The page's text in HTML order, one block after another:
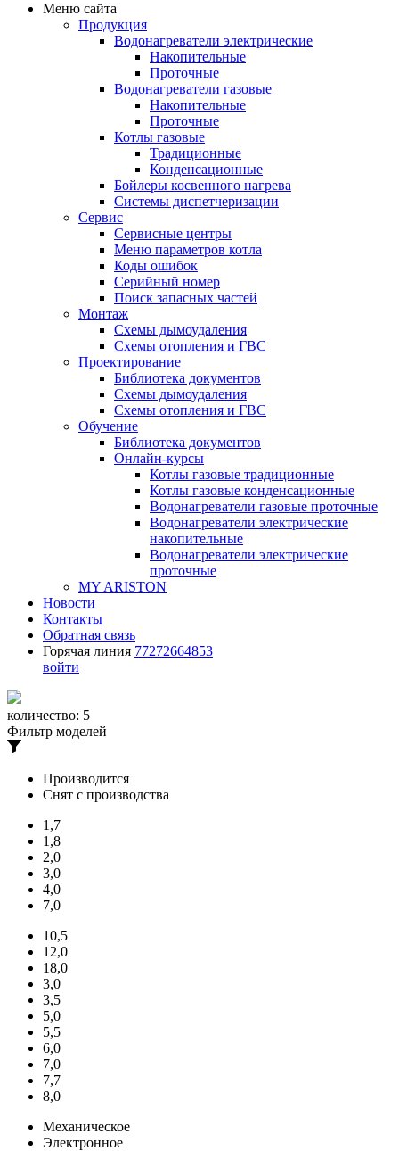
Меню сайта
Продукция
Водонагреватели электрические
Накопительные
Проточные
Водонагреватели газовые
Накопительные
Проточные
Котлы газовые
Традиционные
Конденсационные
Бойлеры косвенного нагрева
Системы диспетчеризации
Сервис
Сервисные центры
Меню параметров котла
Коды ошибок
Серийный номер
Поиск запасных частей
Монтаж
Схемы дымоудаления
Схемы отопления и ГВС
Проектирование
Библиотека документов
Схемы дымоудаления
Схемы отопления и ГВС
Обучение
Библиотека документов
Онлайн-курсы
Котлы газовые традиционные
Котлы газовые конденсационные
Водонагреватели газовые проточные
Водонагреватели электрические
накопительные
Водонагреватели электрические
проточные
MY ARISTON
Новости
Контакты
Обратная связь
Горячая линия 77272664853
войти
количество: 5
Фильтр моделей
Производится
Снят с производства
1,7
1,8
2,0
3,0
4,0
7,0
10,5
12,0
18,0
3,0
3,5
5,0
5,5
6,0
7,0
7,7
8,0
Механическое
Электронное